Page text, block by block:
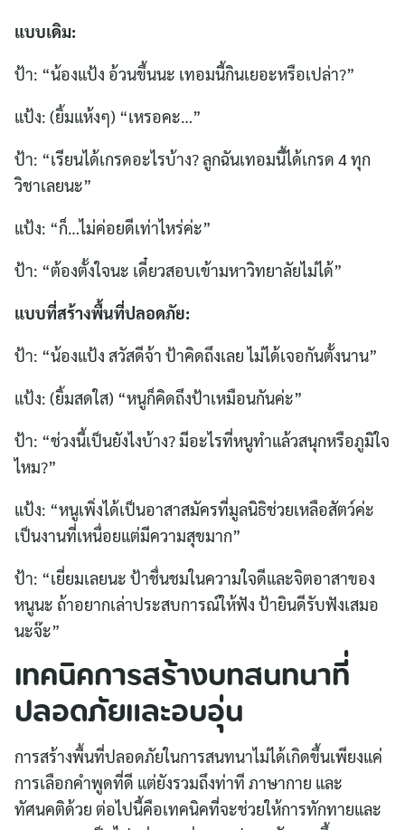
แบบเดิม:
ป้า: “น้องแป้ง อ้วนขึ้นนะ เทอมนี้กินเยอะหรือเปล่า?”
แป้ง: (ยิ้มแห้งๆ) “เหรอคะ…”
ป้า: “เรียนได้เกรดอะไรบ้าง? ลูกฉันเทอมนี้ได้เกรด 4 ทุก
วิชาเลยนะ”
แป้ง: “ก็…ไม่ค่อยดีเท่าไหร่ค่ะ”
ป้า: “ต้องตั้งใจนะ เดี๋ยวสอบเข้ามหาวิทยาลัยไม่ได้”
แบบที่สร้างพื้นที่ปลอดภัย:
ป้า: “น้องแป้ง สวัสดีจ้า ป้าคิดถึงเลย ไม่ได้เจอกันตั้งนาน”
แป้ง: (ยิ้มสดใส) “หนูก็คิดถึงป้าเหมือนกันค่ะ”
ป้า: “ช่วงนี้เป็นยังไงบ้าง? มีอะไรที่หนูทำแล้วสนุกหรือภูมิใจ
ไหม?”
แป้ง: “หนูเพิ่งได้เป็นอาสาสมัครที่มูลนิธิช่วยเหลือสัตว์ค่ะ
เป็นงานที่เหนื่อยแต่มีความสุขมาก”
ป้า: “เยี่ยมเลยนะ ป้าชื่นชมในความใจดีและจิตอาสาของ
หนูนะ ถ้าอยากเล่าประสบการณ์ให้ฟัง ป้ายินดีรับฟังเสมอ
นะจ๊ะ”
เทคนิคการสร้างบทสนทนาที่
ปลอดภัยและอบอุ่น
การสร้างพื้นที่ปลอดภัยในการสนทนาไม่ได้เกิดขึ้นเพียงแค่
การเลือกคำพูดที่ดี แต่ยังรวมถึงท่าที ภาษากาย และ
ทัศนคติด้วย ต่อไปนี้คือเทคนิคที่จะช่วยให้การทักทายและ